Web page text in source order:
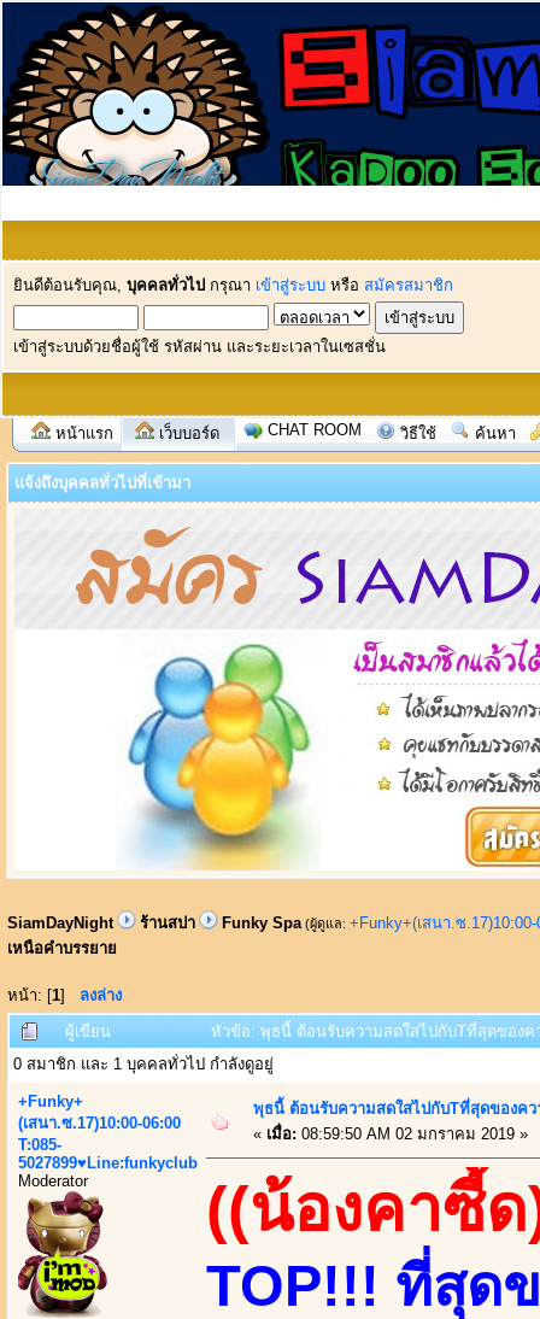
ยินดีต้อนรับคุณ, บุคคลทั่วไป กรุณา เข้าสู่ระบบ หรือ สมัครสมาชิก
เข้าสู่ระบบด้วยชื่อผู้ใช้ รหัสผ่าน และระยะเวลาในเซสชั่น
หน้าแรก เว็บบอร์ด CHAT ROOM วิธีใช้ ค้นหา
แจ้งถึงบุคคลทั่วไปที่เข้ามา
SiamDayNight ร้านสปา Funky Spa (ผู้ดูแล: +Funky+(เสนา.ซ
เหนือคำบรรยาย
หน้า: [1] ลงล่าง
ผู้เขียน
หัวข้อ: พุธนี้ ต้อนรับความสดใสไปกับTที่สุดของค
0 สมาชิก และ 1 บุคคลทั่วไป กำลังดูอยู่
+Funky+
(เสนา.ซ.17)10:00-06:00
T:085-
5027899♥Line:funkyclub
Moderator
พุธนี้ ต้อนรับความสดใสไปกับTที่สุดของคว
« เมื่อ: 08:59:50 AM 02 มกราคม 2019 »
((น้องคาซี้ด
TOP!!! ที่สุด